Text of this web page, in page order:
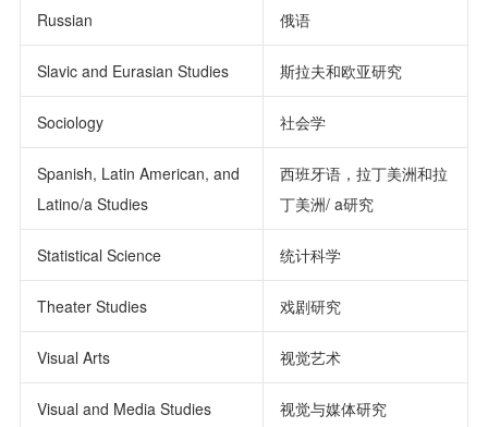
Russian 俄语
Slavic and Eurasian Studies 斯拉夫和欧亚研究
Sociology 社会学
Spanish, Latin American, and
Latino/a Studies
西班牙语，拉丁美洲和拉
丁美洲/ a研究
Statistical Science 统计科学
Theater Studies 戏剧研究
Visual Arts 视觉艺术
Visual and Media Studies 视觉与媒体研究